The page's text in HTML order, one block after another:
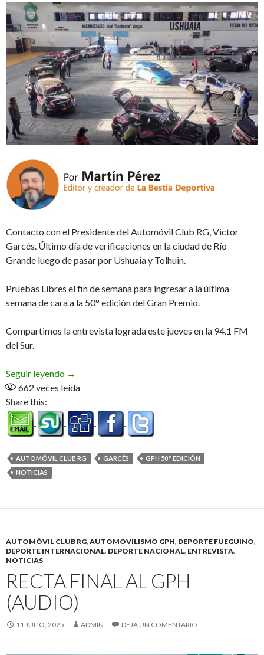
Contacto con el Presidente del Automóvil Club RG, Victor
Garcés. Último día de verificaciones en la ciudad de Río
Grande luego de pasar por Ushuaia y Tolhuin.
Pruebas Libres el fin de semana para ingresar a la última
semana de cara a la 50° edición del Gran Premio.
Compartimos la entrevista lograda este jueves en la 94.1 FM
del Sur.
Seguir leyendo Cuenta regresiva (Audio)
→
662 veces leída
Share this:
AUTOMÓVIL CLUB RG GARCÉS
GPH 50° EDICIÓN
NOTICIAS
AUTOMÓVIL CLUB RG, AUTOMOVILISMO GPH, DEPORTE FUEGUINO,
DEPORTE INTERNACIONAL, DEPORTE NACIONAL, ENTREVISTA,
NOTICIAS
RECTA FINAL AL GPH
(AUDIO)
11 JULIO, 2025 ADMIN DEJA UN COMENTARIO